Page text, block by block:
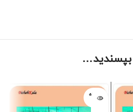
بپسندید…
فروخته
شده